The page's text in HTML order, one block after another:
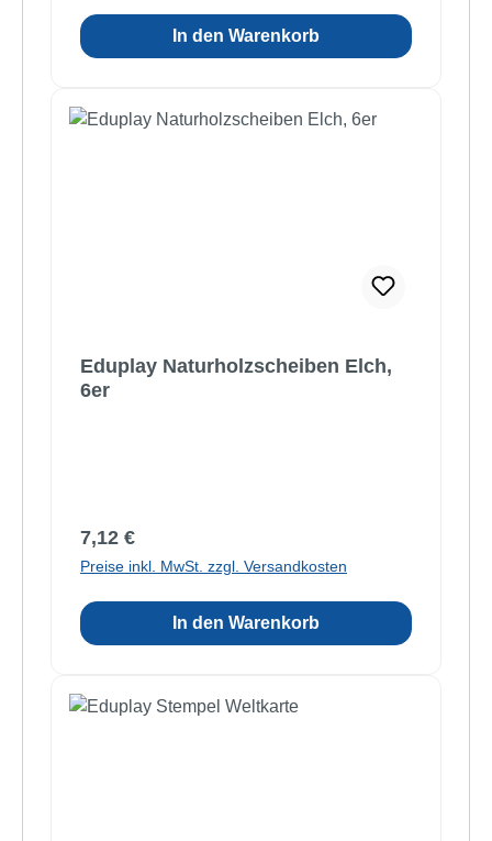
In den Warenkorb
Eduplay Naturholzscheiben Elch,
6er
Regulärer Preis:
7,12 €
Preise inkl. MwSt. zzgl. Versandkosten
In den Warenkorb